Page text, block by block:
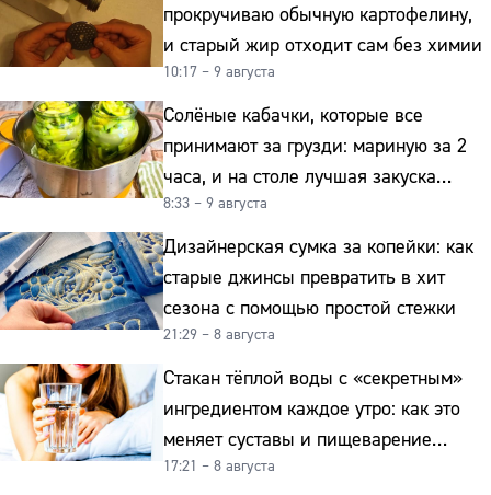
прокручиваю обычную картофелину,
и старый жир отходит сам без химии
10:17 – 9 августа
Солёные кабачки, которые все
принимают за грузди: мариную за 2
часа, и на столе лучшая закуска
к картошке
8:33 – 9 августа
Дизайнерская сумка за копейки: как
старые джинсы превратить в хит
сезона с помощью простой стежки
21:29 – 8 августа
Стакан тёплой воды с «секретным»
ингредиентом каждое утро: как это
меняет суставы и пищеварение
после 50
17:21 – 8 августа